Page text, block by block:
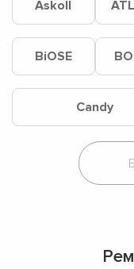
Askoll
BiOSE
Candy